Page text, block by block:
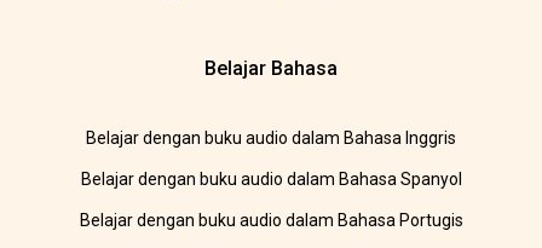
Belajar Bahasa
Belajar dengan buku audio dalam Bahasa Inggris
Belajar dengan buku audio dalam Bahasa Spanyol
Belajar dengan buku audio dalam Bahasa Portugis